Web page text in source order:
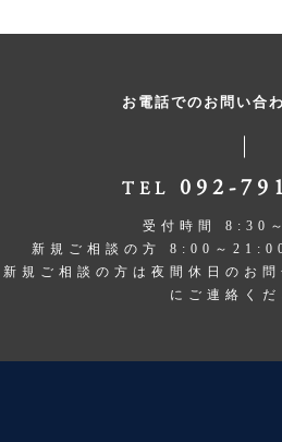
お電話でのお問い合
TEL 092-
受付時間 8:30
新規ご相談の方 8:00～
新規ご相談の方は夜間休日のお
にご連絡くだ